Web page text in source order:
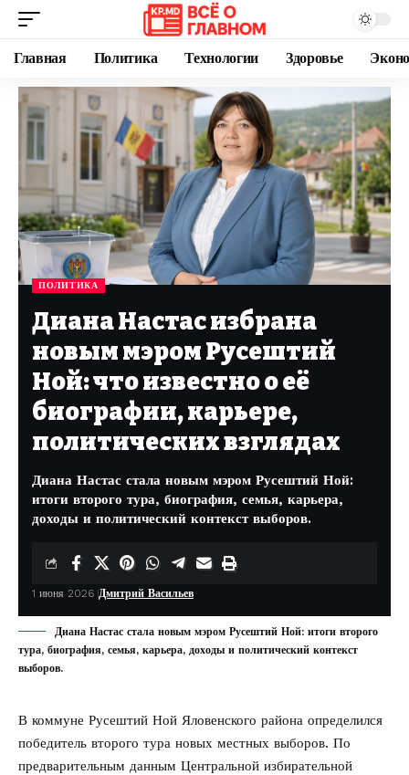
Главная Политика Технологии Здоровье
ПОЛИТИКА
Диана Настас избрана
новым мэром Русештий
Ной: что известно о её
биографии, карьере,
политических взглядах
Диана Настас стала новым мэром Русештий Ной:
итоги второго тура, биография, семья, карьера,
доходы и политический контекст выборов.
1 июня 2026 Дмитрий Васильев
Диана Настас стала новым мэром Русештий Ной: итоги второго
тура, биография, семья, карьера, доходы и политический контекст
выборов.
В коммуне Русештий Ной Яловенского района определился
победитель второго тура новых местных выборов. По
предварительным данным Центральной избирательной